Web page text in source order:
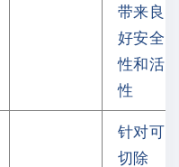
带来良
好安全
性和活
性
针对可
切除